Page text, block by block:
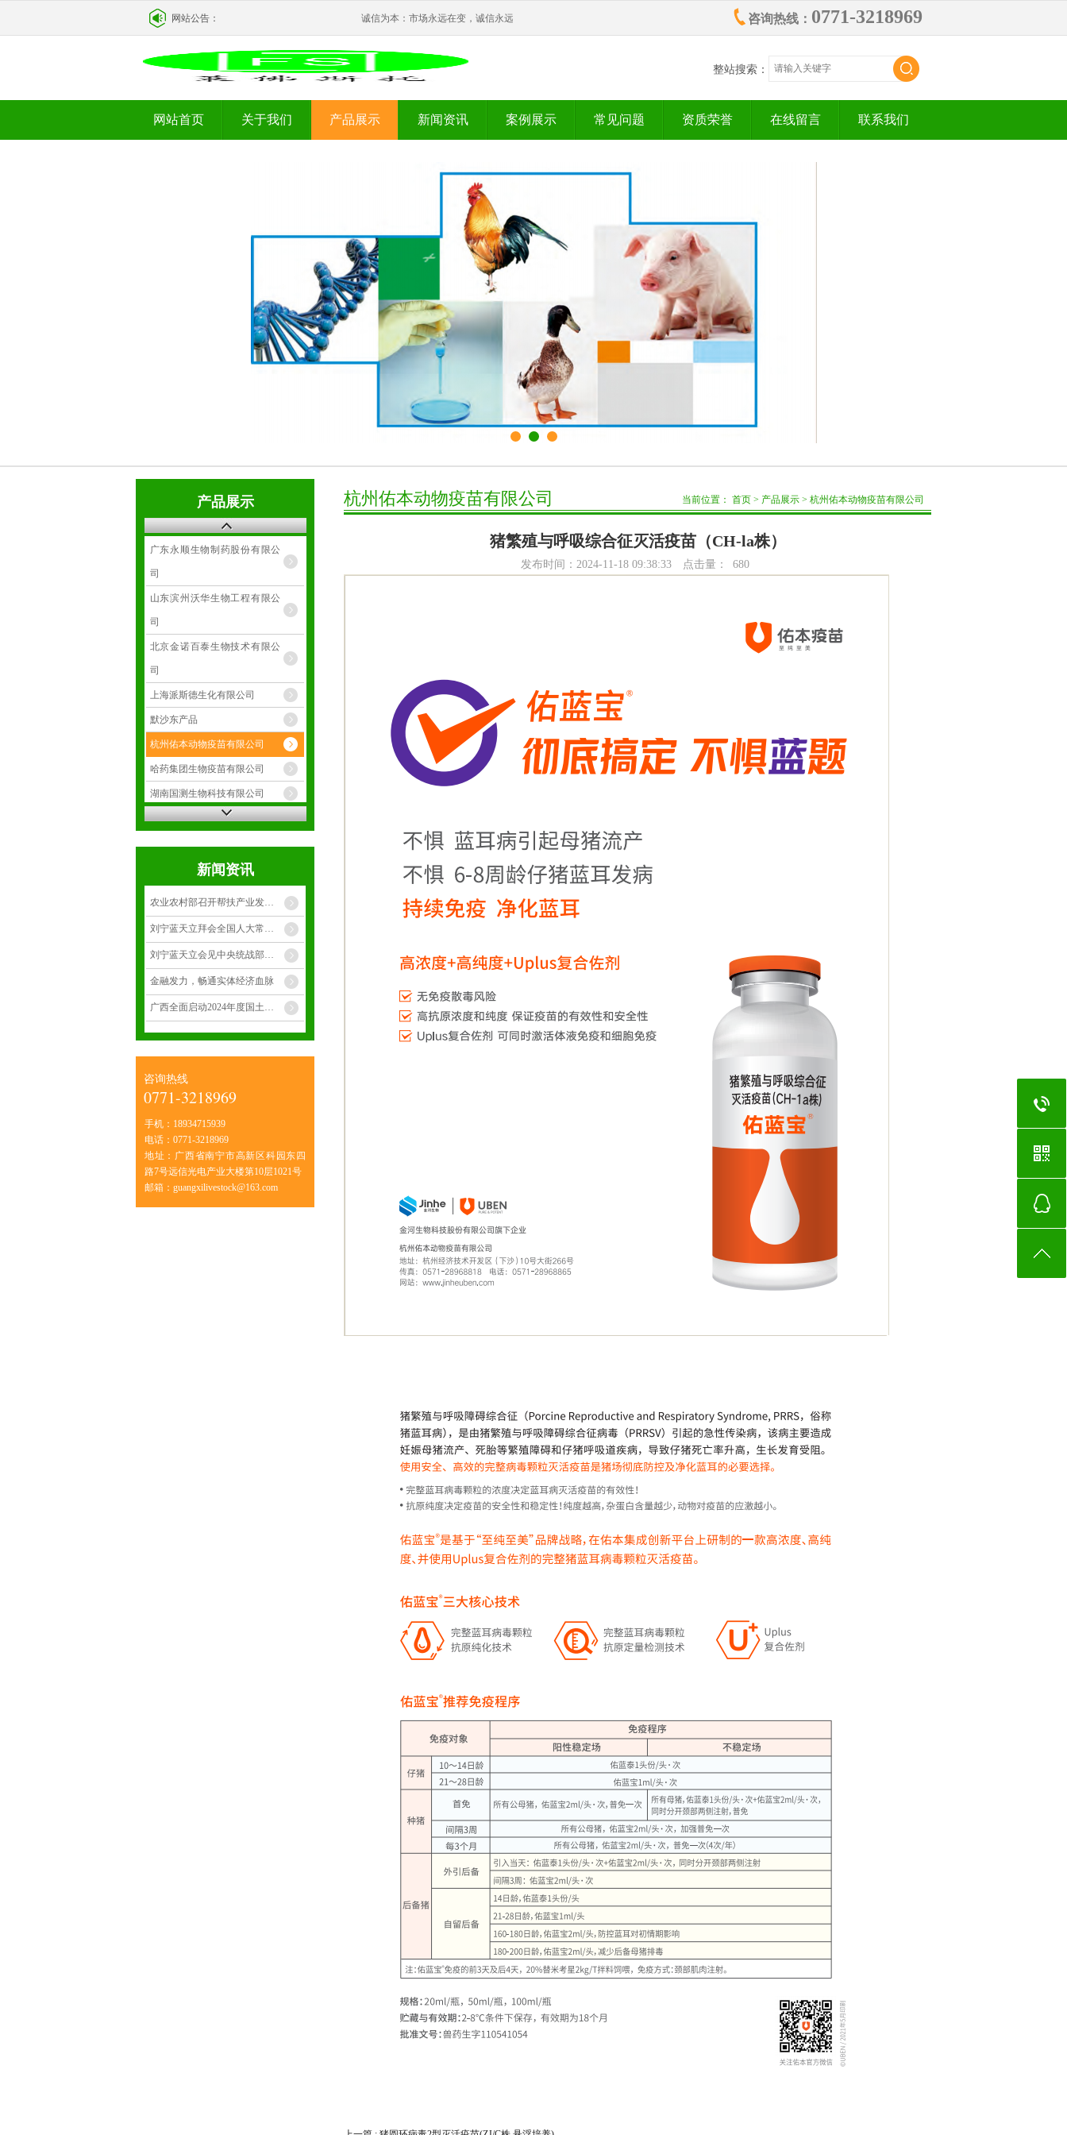
网站公告： 诚信为本：市场永远在变，诚信永远不变。 咨询热线： 0771-3218969
整站搜索：
网站首页 关于我们 产品展示 新闻资讯 案例展示 常见问题 资质荣誉 在线留言 联系我们
产品展示
广东永顺生物制药股份有限公
司
山东滨州沃华生物工程有限公
司
北京金诺百泰生物技术有限公
司
上海派斯德生化有限公司
默沙东产品
杭州佑本动物疫苗有限公司
哈药集团生物疫苗有限公司
湖南国测生物科技有限公司
武汉科前生物股份有限公司
辉宝动保产品新闻资讯
农业农村部召开帮扶产业发展暨项目资产管理工作推进会 黄智宇在
刘宁蓝天立拜会全国人大常委会副委员长铁凝
刘宁蓝天立会见中央统战部副部长、 国家民委主任潘岳
金融发力，畅通实体经济血脉
广西全面启动2024年度国土变更调查
咨询热线
0771-3218969
手机： 18934715939
电话： 0771-3218969
地址： 广西省南宁市高新区科园东四
路7号远信光电产业大楼第10层1021号
邮箱： guangxilivestock@163.com
杭州佑本动物疫苗有限公司 当前位置： 首页 > 产品展示 > 杭州佑本动物疫苗有限公司
猪繁殖与呼吸综合征灭活疫苗（CH-la株）
发布时间：2024-11-18 09:38:33 点击量： 680